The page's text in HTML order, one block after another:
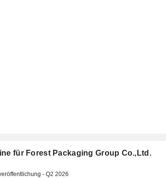
für Forest Packaging Group Co.,Ltd.
- Q2 2026